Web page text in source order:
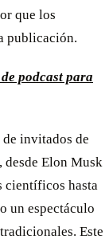
que los
publicación.
podcast para
invitados de
desde Elon Musk
científicos hasta
un espectáculo
Este